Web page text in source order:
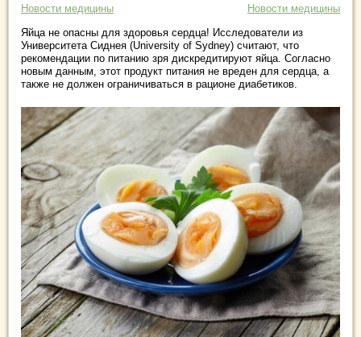
Новости медицины
Новости медицины
Яйца не опасны для здоровья сердца! Исследователи из
Университета Сиднея (University of Sydney) считают, что
рекомендации по питанию зря дискредитируют яйца. Согласно
новым данным, этот продукт питания не вреден для сердца, а
также не должен ограничиваться в рационе диабетиков.